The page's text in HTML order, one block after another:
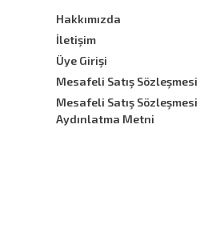
Hakkımızda
İletişim
Üye Girişi
Mesafeli Satış Sözleşmesi
Mesafeli Satış Sözleşmesi
Aydınlatma Metni